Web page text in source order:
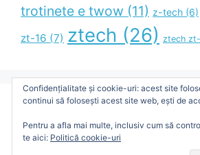
trotinete e twow (11) z-tech (6)
zt-16 (7) ztech (26) ztech
Blog Administrat de Bimax Unic
Confidențialitate și cookie-uri: acest site
continui să folosești acest site web, ești de
Pentru a afla mai multe, inclusiv cum să
te aici: Politică cookie-uri